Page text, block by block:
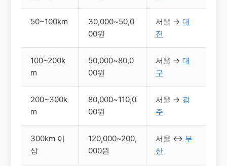
50~100km
30,000~50,0
00원
서울 → 대
전
100~200k
m
50,000~80,0
00원
서울 → 대
구
200~300k
m
80,000~110,0
00원
서울 → 광
주
300km 이
상
120,000~200,
000원
서울 ↔ 부
산